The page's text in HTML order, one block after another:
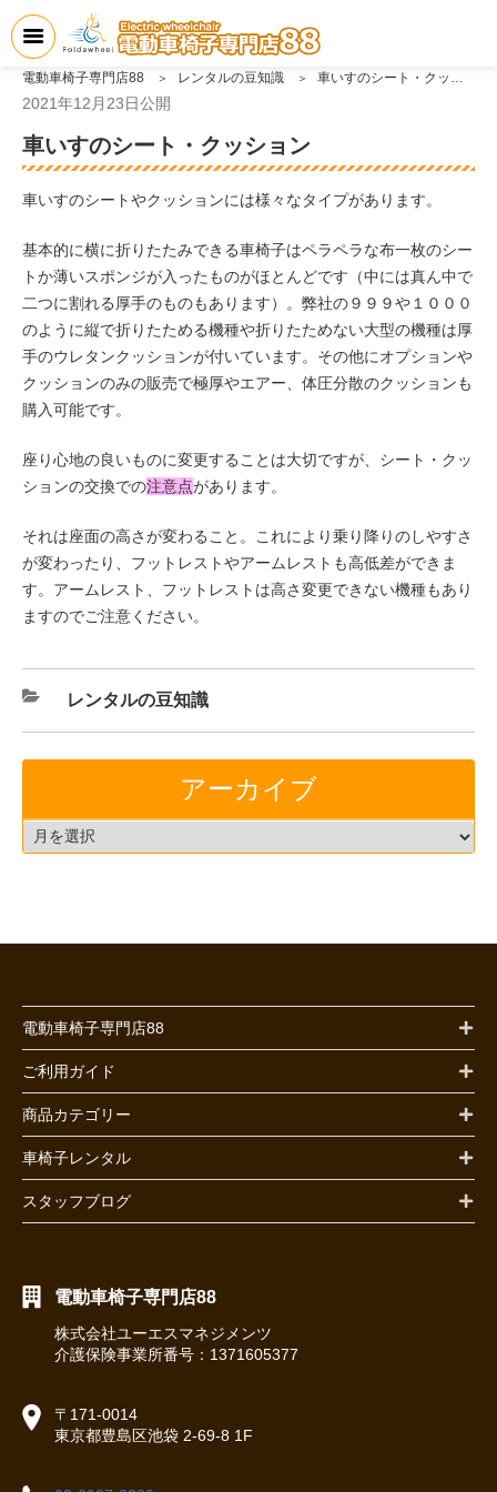
電動車椅子専門店88 レンタルの豆知識 車いすのシート・クッション
2021年12月23日公開
車いすのシート・クッション
車いすのシートやクッションには様々なタイプがあります。
基本的に横に折りたたみできる車椅子はペラペラな布一枚のシー
トか薄いスポンジが入ったものがほとんどです（中には真ん中で
二つに割れる厚手のものもあります）。弊社の９９９や１０００
のように縦で折りたためる機種や折りたためない大型の機種は厚
手のウレタンクッションが付いています。その他にオプションや
クッションのみの販売で極厚やエアー、体圧分散のクッションも
購入可能です。
座り心地の良いものに変更することは大切ですが、シート・クッ
ションの交換での注意点があります。
それは座面の高さが変わること。これにより乗り降りのしやすさ
が変わったり、フットレストやアームレストも高低差ができま
す。アームレスト、フットレストは高さ変更できない機種もあり
ますのでご注意ください。
レンタルの豆知識
アーカイブ
電動車椅子専門店88
ご利用ガイド
商品カテゴリー
車椅子レンタル
スタッフブログ
電動車椅子専門店88
株式会社ユーエスマネジメンツ
介護保険事業所番号：1371605377
〒171-0014
東京都豊島区池袋 2-69-8 1F